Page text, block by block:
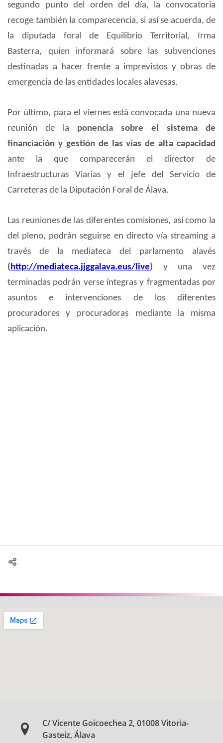
segundo punto del orden del día, la convocatoria
recoge también la comparecencia, si así se acuerda, de
la diputada foral de Equilibrio Territorial, Irma
Basterra, quien informará sobre las subvenciones
destinadas a hacer frente a imprevistos y obras de
emergencia de las entidades locales alavesas.
Por último, para el viernes está convocada una nueva
reunión de la ponencia sobre el sistema de
financiación y gestión de las vías de alta capacidad
ante la que comparecerán el director de
Infraestructuras Viarias y el jefe del Servicio de
Carreteras de la Diputación Foral de Álava.
Las reuniones de las diferentes comisiones, así como la
del pleno, podrán seguirse en directo vía streaming a
través de la mediateca del parlamento alavés
(http://mediateca.jjggalava.eus/live) y una vez
terminadas podrán verse íntegras y fragmentadas por
asuntos e intervenciones de los diferentes
procuradores y procuradoras mediante la misma
aplicación.
C/ Vicente Goicoechea 2, 01008 Vitoria-
Gasteiz, Álava